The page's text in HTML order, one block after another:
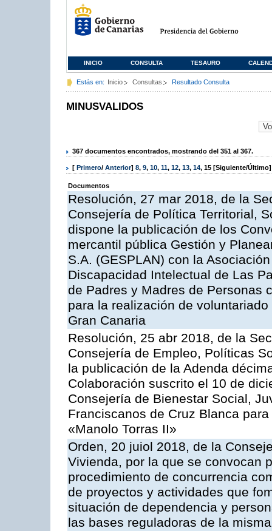
INICIO CONSULTA TESAURO
Estás en: Inicio Consultas Resultado Consulta
MINUSVALIDOS
367 documentos encontrados, mostrando del 351 al 367.
[ Primero/ Anterior] 8, 9, 10, 11, 12, 13, 14, 15 [Siguiente/Último]
Documentos
Resolución, 27 mar 2018, de la
Consejería de Política Territorial,
dispone la publicación de los
mercantil pública Gestión y
S.A. (GESPLAN) con la
Discapacidad Intelectual de Las
de Padres y Madres de Personas
para la realización de
Gran Canaria
Resolución, 25 abr 2018, de la
Consejería de Empleo, Políticas
la publicación de la Adenda
Colaboración suscrito el 10 de
Consejería de Bienestar Social,
Franciscanos de Cruz Blanca
«Manolo Torras II»
Orden, 20 juiol 2018, de la
Vivienda, por la que se convocan
procedimiento de concurrencia
de proyectos y actividades que
situación de dependencia y
las bases reguladoras de la misma